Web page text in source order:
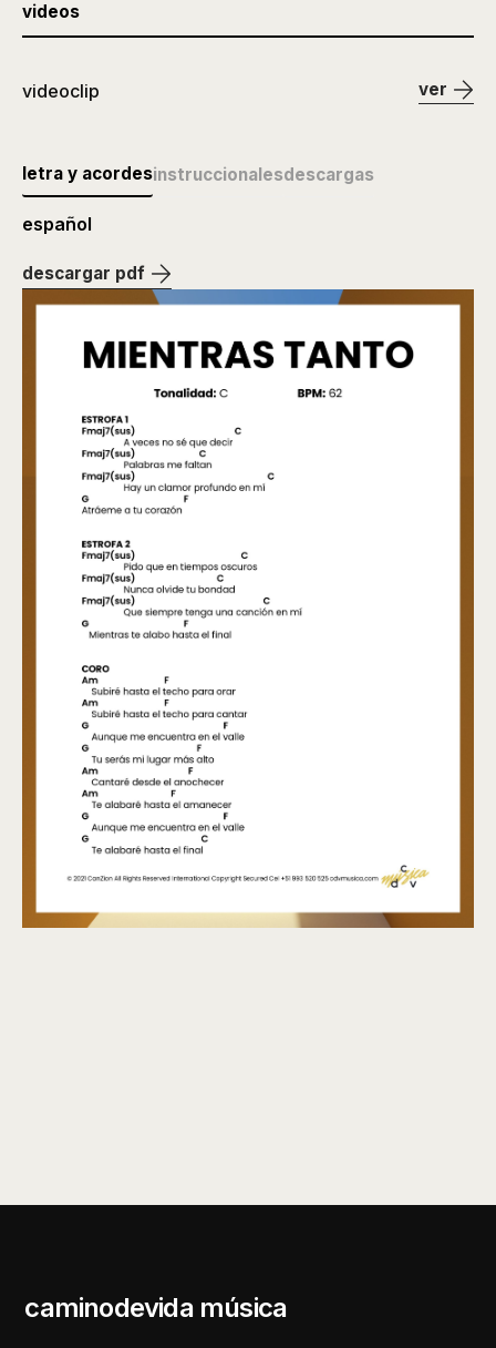
videos
videoclip ver
letra y acordesinstruccionalesdescargas
español
descargar pdf
caminodevida música